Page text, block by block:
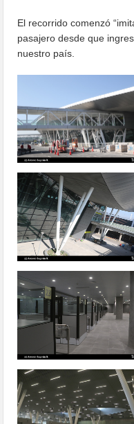
El recorrido comenzó
pasajero desde que
nuestro país.